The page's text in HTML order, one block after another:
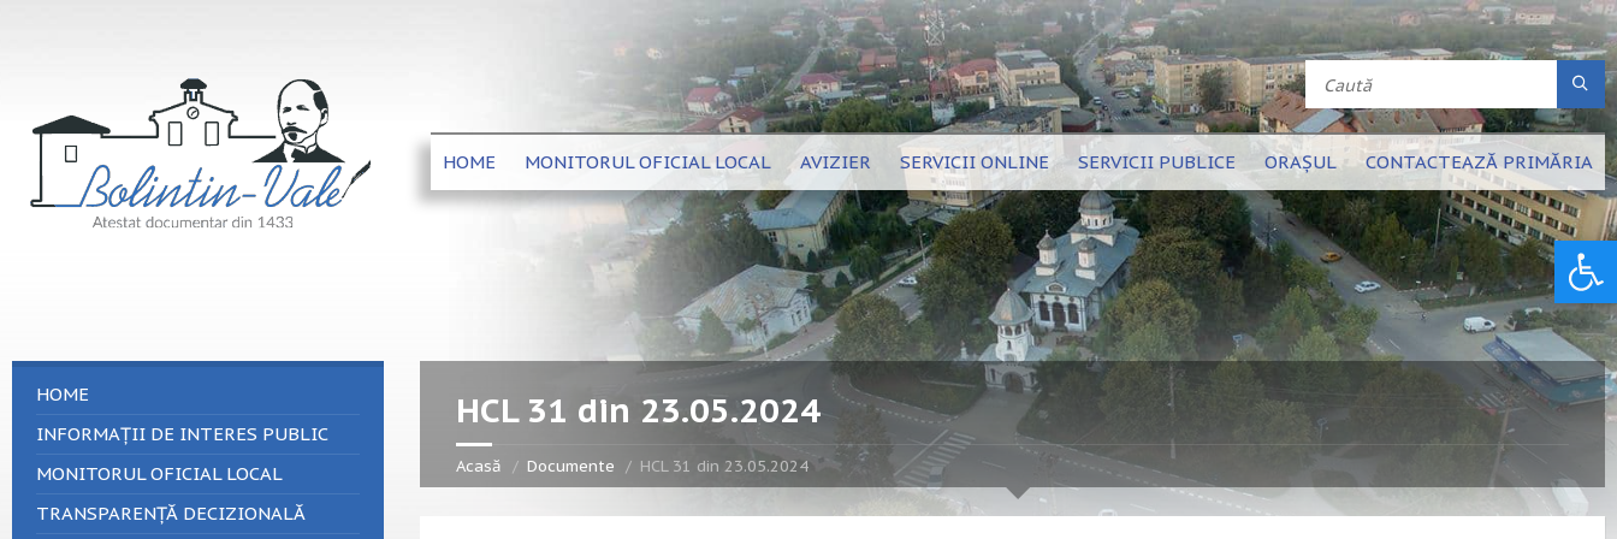
HOME MONITORUL OFICIAL LOCAL AVIZIER SERVICII ONLINE SERVICII PUBLICE ORAȘUL CONTACTEAZĂ PRIMĂRIA
HCL 31 din 23.05.2024
Acasă Documente HCL 31 din 23.05.2024
HOME
INFORMAȚII DE INTERES PUBLIC
MONITORUL OFICIAL LOCAL
TRANSPARENȚĂ DECIZIONALĂ
Deschide bara de unelte